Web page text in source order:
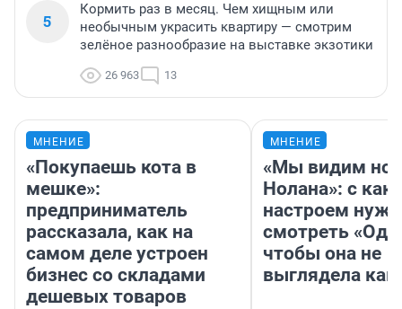
5
Кормить раз в месяц. Чем хищным или
необычным украсить квартиру — смотрим
зелёное разнообразие на выставке экзотики
26 963 13
МНЕНИЕ
«Покупаешь кота в
мешке»:
предприниматель
рассказала, как на
самом деле устроен
бизнес со складами
дешевых товаров
МНЕНИЕ
«Мы видим
Нолана»: с
настроем
смотреть
чтобы она не
выглядела как